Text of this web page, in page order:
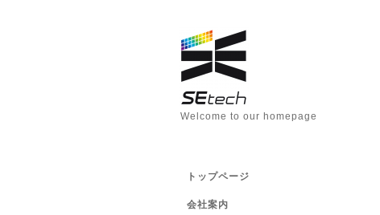
Welcome to our homepage
トップページ
会社案内